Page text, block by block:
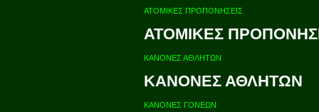
ΑΤΟΜΙΚΕΣ ΠΡΟΠΟΝΗΣΕΙΣ
ΑΤΟΜΙΚΕΣ
ΚΑΝΟΝΕΣ ΑΘΛΗΤΩΝ
ΚΑΝΟΝΕΣ ΑΘΛΗΤΩΝ
ΚΑΝΟΝΕΣ ΓΟΝΕΩΝ